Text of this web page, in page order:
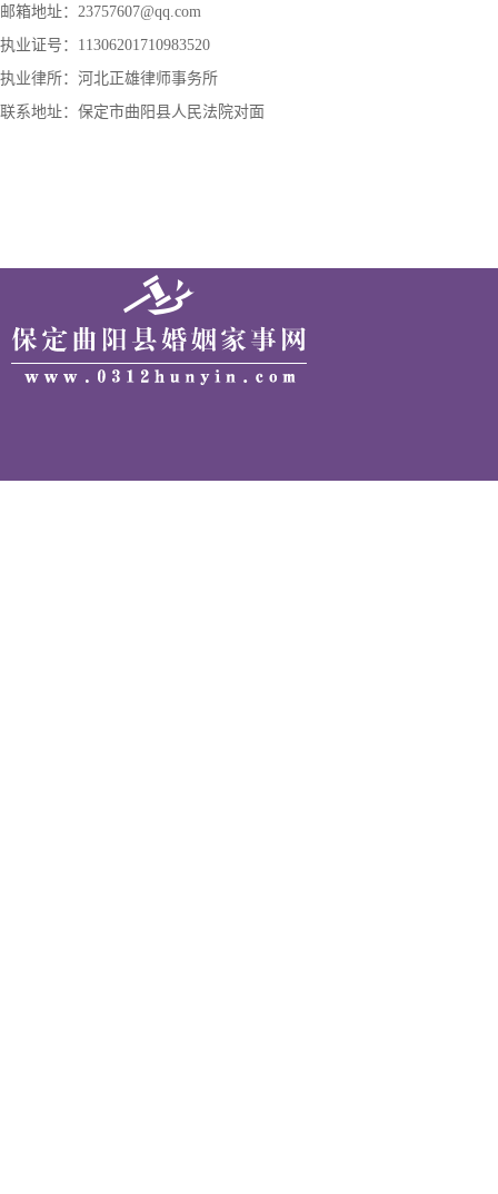
邮箱地址：23757607@qq.com
执业证号：11306201710983520
执业律所：河北正雄律师事务所
联系地址：保定市曲阳县人民法院对面